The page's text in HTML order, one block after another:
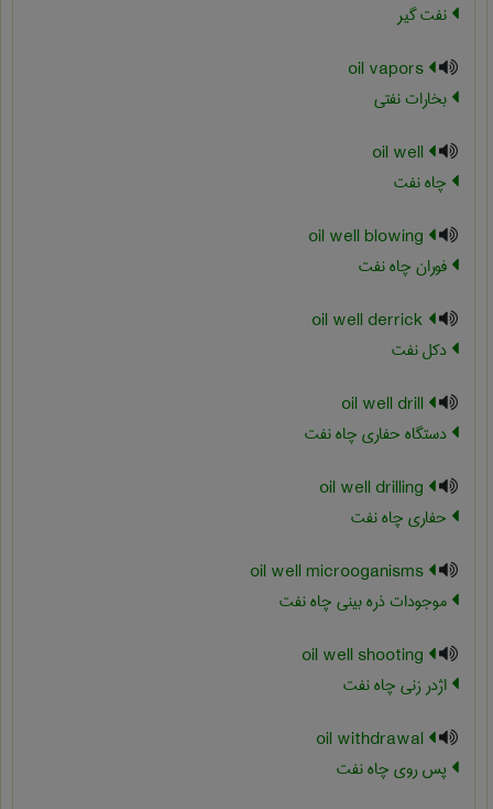
نفت گیر
بخارات نفتی
چاه نفت
فوران چاه نفت
دکل نفت
دستگاه حفاری چاه نفت
حفاری چاه نفت
موجودات ذره بینی چاه نفت
اژدر زنی چاه نفت
پس روی چاه نفت